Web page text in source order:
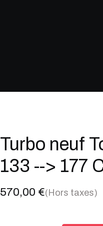
Turbo neuf
133 --> 177
570,00 €(Hors taxes)